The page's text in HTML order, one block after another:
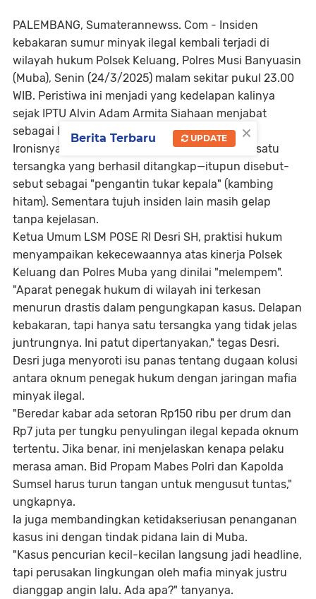
PALEMBANG, Sumaterannewss. Com - Insiden
kebakaran sumur minyak ilegal kembali terjadi di
wilayah hukum Polsek Keluang, Polres Musi Banyuasin
(Muba), Senin (24/3/2025) malam sekitar pukul 23.00
WIB. Peristiwa ini menjadi yang kedelapan kalinya
sejak IPTU Alvin Adam Armita Siahaan menjabat
sebagai Kapolsek Keluang.
Ironisnya, dari delapan kasus tersebut, hanya satu
tersangka yang berhasil ditangkap—itupun disebut-
sebut sebagai "pengantin tukar kepala" (kambing
hitam). Sementara tujuh insiden lain masih gelap
tanpa kejelasan.
Ketua Umum LSM POSE RI Desri SH, praktisi hukum
menyampaikan kekecewaannya atas kinerja Polsek
Keluang dan Polres Muba yang dinilai "melempem".
"Aparat penegak hukum di wilayah ini terkesan
menurun drastis dalam pengungkapan kasus. Delapan
kebakaran, tapi hanya satu tersangka yang tidak jelas
juntrungnya. Ini patut dipertanyakan," tegas Desri.
Desri juga menyoroti isu panas tentang dugaan kolusi
antara oknum penegak hukum dengan jaringan mafia
minyak ilegal.
"Beredar kabar ada setoran Rp150 ribu per drum dan
Rp7 juta per tungku penyulingan ilegal kepada oknum
tertentu. Jika benar, ini menjelaskan kenapa pelaku
merasa aman. Bid Propam Mabes Polri dan Kapolda
Sumsel harus turun tangan untuk mengusut tuntas,"
ungkapnya.
Ia juga membandingkan ketidakseriusan penanganan
kasus ini dengan tindak pidana lain di Muba.
"Kasus pencurian kecil-kecilan langsung jadi headline,
tapi perusakan lingkungan oleh mafia minyak justru
dianggap angin lalu. Ada apa?" tanyanya.
×
Berita Terbaru UPDATE